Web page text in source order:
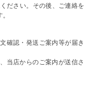
ださい。その後、ご連絡を
確認・発送ご案内等が届き
当店からのご案内が送信さ